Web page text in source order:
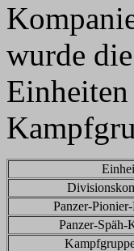
wurde
Panzer-
Panzer-Späh-